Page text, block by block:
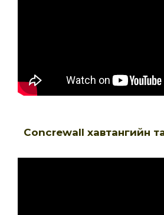
Concrewall хавтангийн